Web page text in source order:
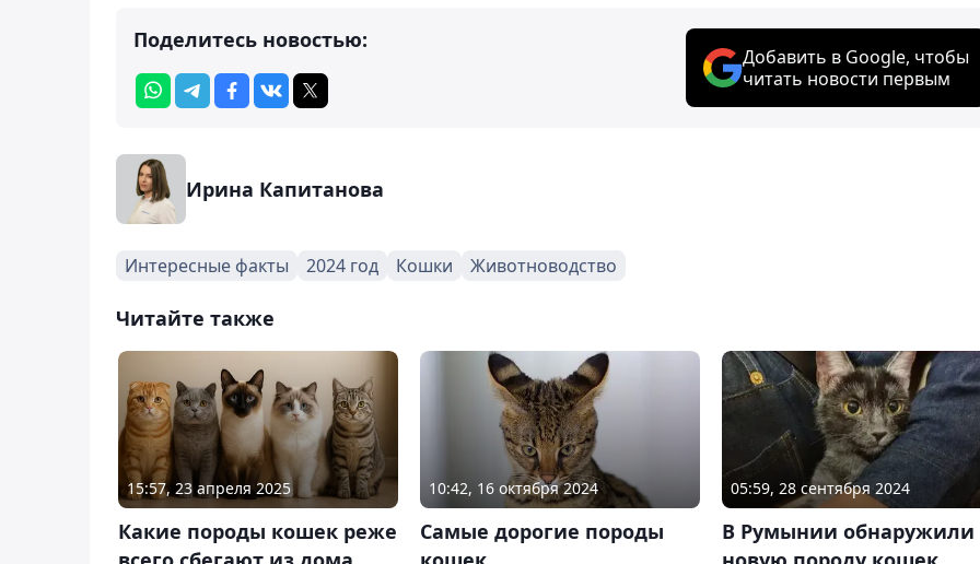
Поделитесь новостью:
Добавить в Google, чтобы
читать новости первым
Ирина Капитанова
Интересные факты 2024 год Кошки Животноводство
Читайте также
15:57, 23 апреля 2025
Какие породы кошек реже
10:42, 16 октября 2024
Самые дорогие породы
05:59, 28 сентября 2024
В Румынии обнаружили